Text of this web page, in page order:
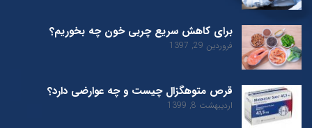
برای کاهش سریع چربی خون چه بخوریم؟
فروردین 29, 1397
قرص متوهگزال چیست و چه عوارضی دارد؟
اردیبهشت 8, 1399